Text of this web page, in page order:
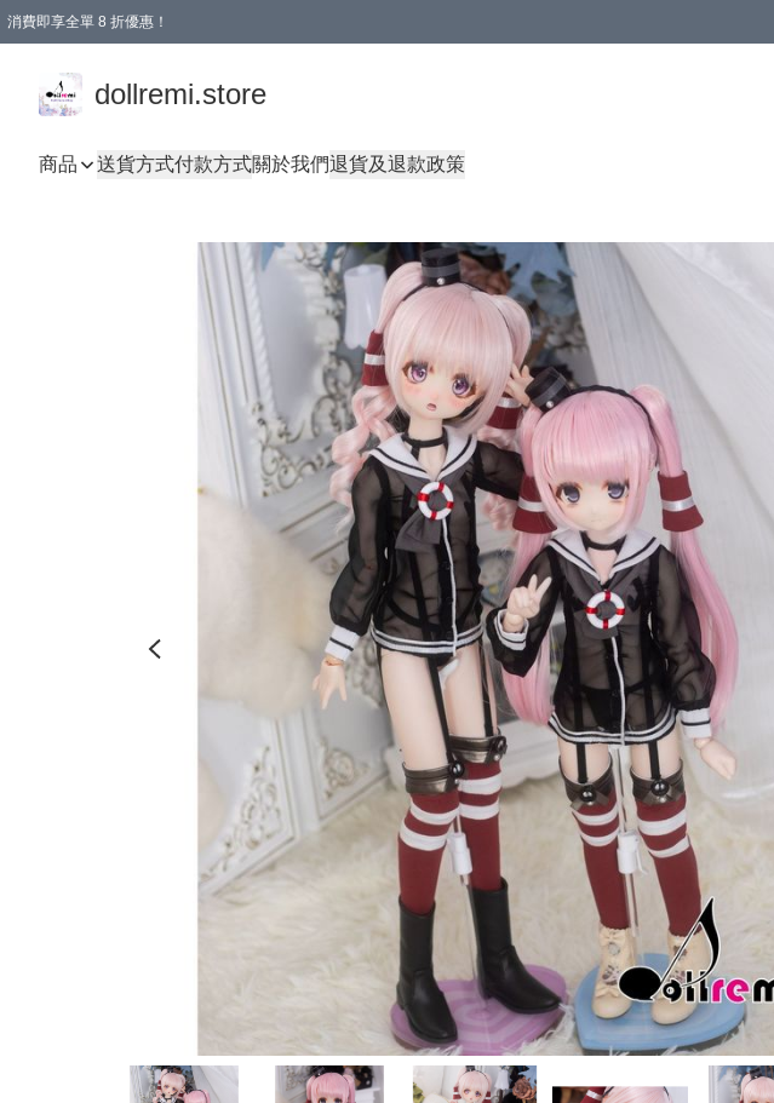
消費即享全單 8 折優惠！
dollremi.store
商品 送貨方式付款方式關於我們退貨及退款政策